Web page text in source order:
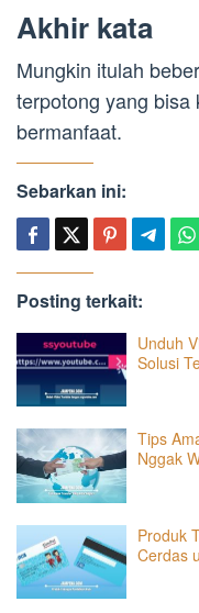
Akhir kata
Mungkin itulah
terpotong yang
bermanfaat.
Sebarkan ini:
Posting terkait:
Unduh
Solusi
Tips
Nggak
Produk
Cerdas